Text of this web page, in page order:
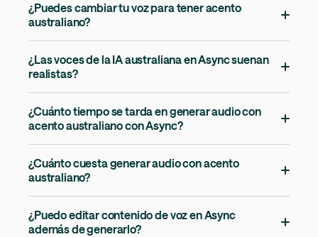
¿Puedes cambiar tu voz para tener acento
australiano?
¿Las voces de la IA australiana en Async suenan
realistas?
¿Cuánto tiempo se tarda en generar audio con
acento australiano con Async?
¿Cuánto cuesta generar audio con acento
australiano?
¿Puedo editar contenido de voz en Async
además de generarlo?